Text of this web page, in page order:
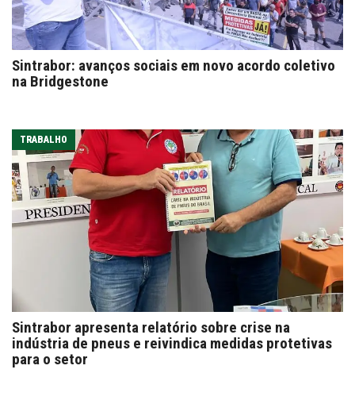
Sintrabor: avanços sociais em novo acordo coletivo
na Bridgestone
TRABALHO
Sintrabor apresenta relatório sobre crise na
indústria de pneus e reivindica medidas protetivas
para o setor